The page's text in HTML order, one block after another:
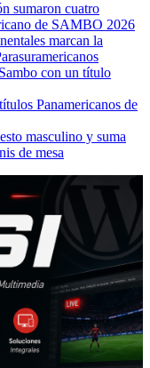
sumaron cuatro
de SAMBO 2026
marcan la
con un título
Panamericanos de
masculino y suma
de mesa